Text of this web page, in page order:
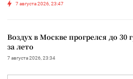
7 августа 2026, 23:47
Воздух в Москве прогрелся до 30
за лето
7 августа 2026, 23:34